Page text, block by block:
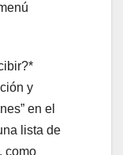
y
en el
lista de
como